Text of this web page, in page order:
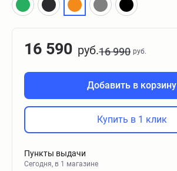
16 590 руб.16 990 руб.
Добавить в корзину
Купить в 1 клик
Пункты выдачи
Сегодня, в 1 магазине